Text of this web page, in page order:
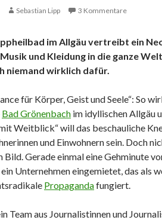
Sebastian Lipp 3 Kommentare
im Allgäu vertreibt ein
und Kleidung in die ganze
niemand wirklich dafür.
für Körper, Geist und Seele“: So
Bad Grönenbach im idyllischen Allgäu
Weitblick“ will das beschauliche
und Einwohnern sein. Doch
Bild. Gerade einmal eine Gehminute
Unternehmen eingemietet, das als
Propagandafungiert.
Team aus Journalistinnen und